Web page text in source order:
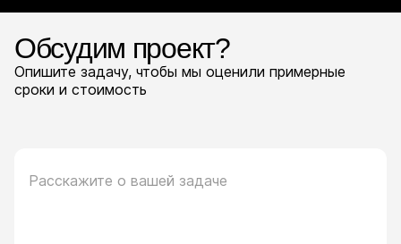
Обсудим проект?
Опишите задачу, чтобы мы оценили примерные
сроки и стоимость